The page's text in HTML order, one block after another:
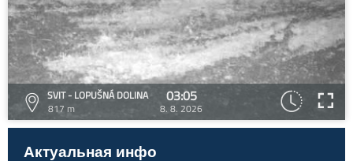
SVIT - LOPUŠNÁ DOLINA
817 m
03:05
8. 8. 2026
Актуальная инфо